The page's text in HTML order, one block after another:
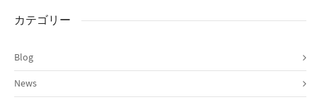
カテゴリー
Blog
News